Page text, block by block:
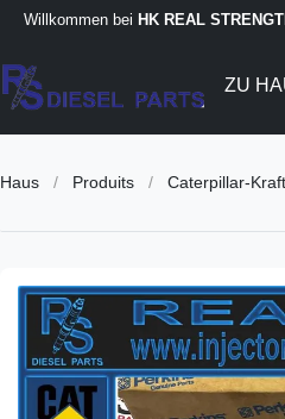
Willkommen bei HK REAL
ZU
Haus / Produits / Caterpillar-